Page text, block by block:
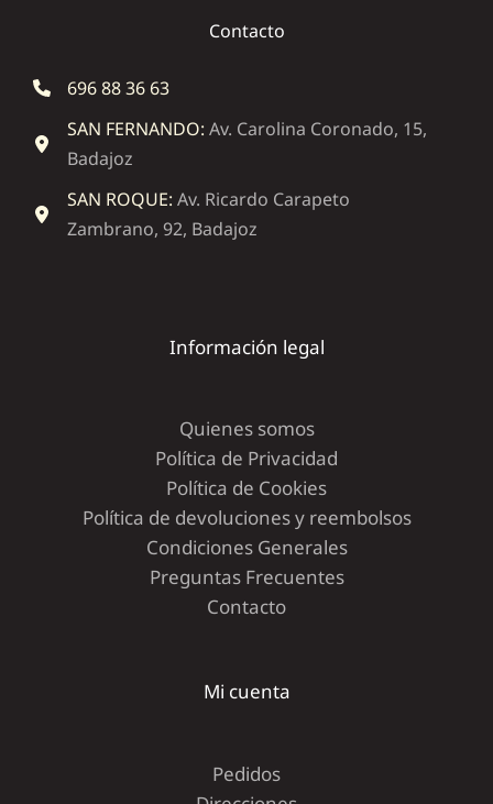
Contacto
696 88 36 63
SAN FERNANDO: Av. Carolina Coronado, 15,
Badajoz
SAN ROQUE: Av. Ricardo Carapeto
Zambrano, 92, Badajoz
Información legal
Quienes somos
Política de Privacidad
Política de Cookies
Política de devoluciones y reembolsos
Condiciones Generales
Preguntas Frecuentes
Contacto
Mi cuenta
Pedidos